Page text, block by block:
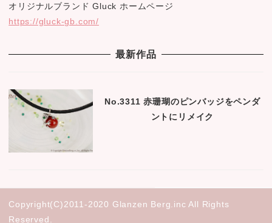
オリジナルブランド Gluck ホームページ
https://gluck-gb.com/
最新作品
No.3311 赤珊瑚のピンバッジをペンダ
ントにリメイク
Copyright(C)2011-2020 Glanzen Berg.inc All Rights
Reserved.